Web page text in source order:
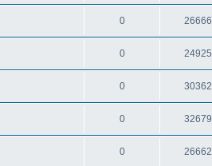
0 26666
0 24925
0 30362
0 32679
0 26662